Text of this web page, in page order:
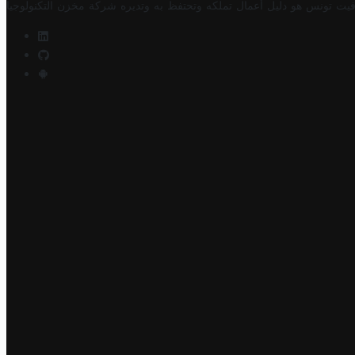
تونس هو دليل أعمال تملكه وتحتفظ به وتديره شركة مخزن التكنولوجيا